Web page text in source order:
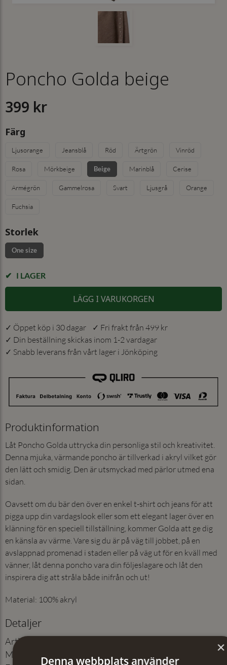
Poncho Golda beige
399 kr
Färg
Ljusorange Jeansblå Röd Ärtgrön Vinröd
Rosa Mörkbeige Beige Marinblå Cerise
Armégrön Gammelrosa Svart Ljusgrå Orange
Fuchsia
Storlek
One size
I LAGER
LÄGG I VARUKORGEN
✓ Öppet köp i 30 dagar ✓ Fri frakt från 499 kr
✓ Din beställning skickas inom 1-2 vardagar
✓ Snabb leverans från vårt lager i Jönköping
Produktinformation
Låt Poncho Golda uttrycka din personliga stil och kreativitet.
Denna mjuka, värmande poncho är tillverkad i akryl vilket gör
den lätt och smidig. Den är utsmyckad med pärlor utmed ena
sidan.
Oavsett om du bär den över en enkel t-shirt och jeans för att
pigga upp din vardagslook eller som ett elegant lager över en
klänning för en speciell tillställning, kommer Golda att ge dig
en känsla av värme. Vare sig du är på väg till jobbet, på en
avslappnad promenad i staden eller på väg ut för en kväll med
vänner, låt denna poncho vara din följeslagare och låt den
inspirera dig att stråla både inifrån och ut!
Material: 100% akryl
Detaljer
Artikelnummer
Material
×
Denna webbplats använder